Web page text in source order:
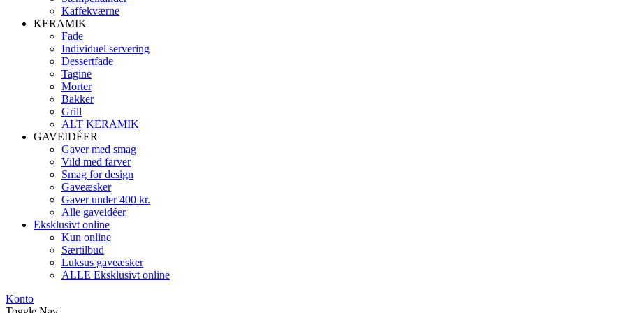
Kaffekværne
KERAMIK
Fade
Individuel servering
Dessertfade
Tagine
Morter
Bakker
Grill
ALT KERAMIK
GAVEIDÉER
Gaver med smag
Vild med farver
Smag for design
Gaveæsker
Gaver under 400 kr.
Alle gaveidéer
Eksklusivt online
Kun online
Særtilbud
Luksus gaveæsker
ALLE Eksklusivt online
Konto